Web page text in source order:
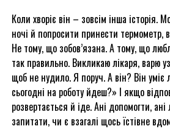
Коли хворіє він – зовсім інша історія.
ночі й попросити принести термометр,
Не тому, що зобов’язана. А тому, що
так правильно. Викликаю лікаря, варю
щоб не нудило. Я поруч. А він? Він
сьогодні на роботу йдеш?» І якщо
розвертається й іде. Ані допомогти, ані
запитати, чи є взагалі щось їстівне